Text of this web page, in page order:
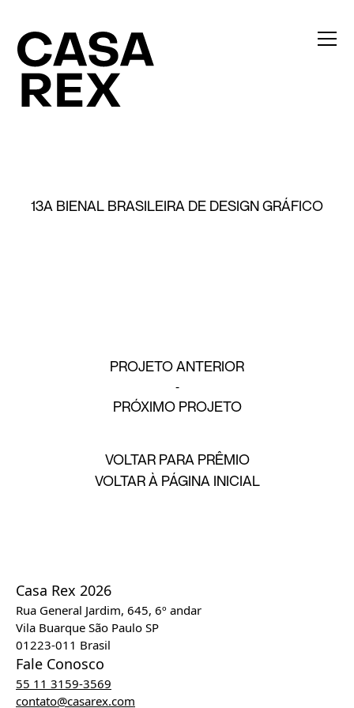
13A BIENAL BRASILEIRA DE DESIGN GRÁFICO
PROJETO ANTERIOR
PRÓXIMO PROJETO
VOLTAR PARA PRÊMIO
VOLTAR À PÁGINA INICIAL
Casa Rex 2026
Rua General Jardim, 645, 6º andar
Vila Buarque São Paulo SP
01223-011 Brasil
Fale Conosco
55 11 3159-3569
contato@casarex.com